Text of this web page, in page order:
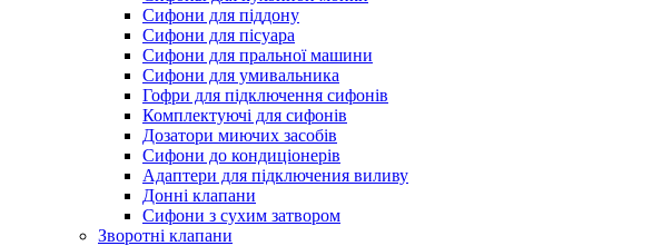
Сифони для піддону
Сифони для пісуара
Сифони для пральної машини
Сифони для умивальника
Гофри для підключення сифонів
Комплектуючі для сифонів
Дозатори миючих засобів
Сифони до кондиціонерів
Адаптери для підключения виливу
Донні клапани
Сифони з сухим затвором
Зворотні клапани